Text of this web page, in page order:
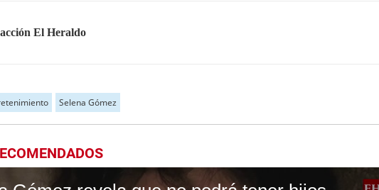
El Heraldo
Selena Gómez